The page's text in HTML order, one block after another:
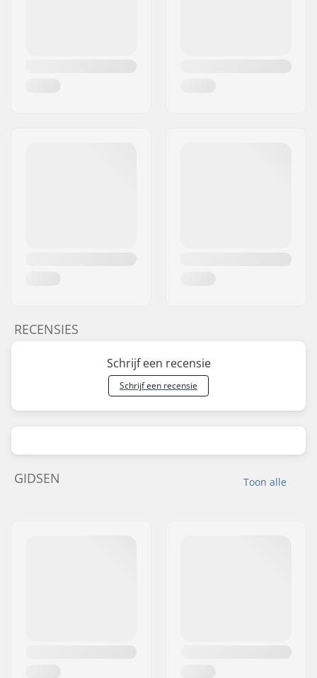
RECENSIES
Schrijf een recensie
Schrijf een recensie
Toon alle
GIDSEN